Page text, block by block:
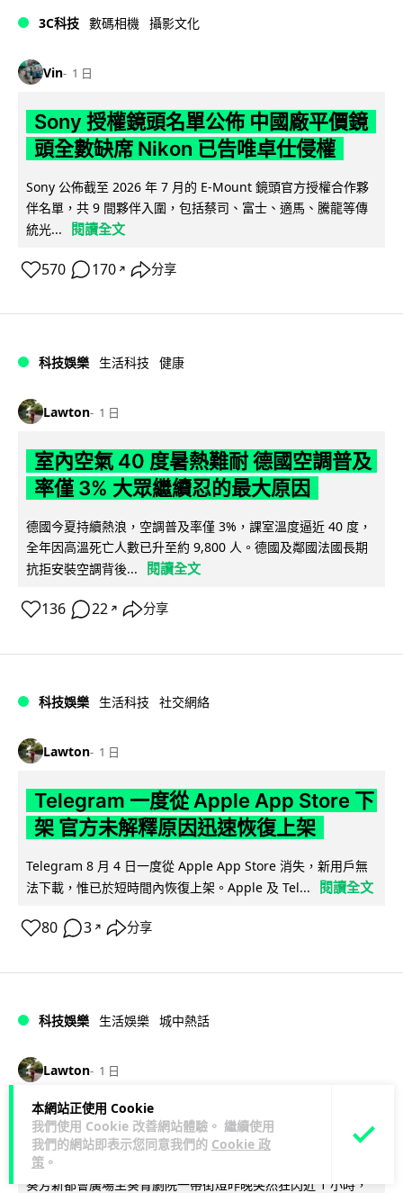
本網站正使用 Cookie
我們使用 Cookie 改善網站體驗。 繼續使用
我們的網站即表示您同意我們的 Cookie 政
策 。
3C科技 數碼相機 攝影文化
Vin 1 日
Sony 授權鏡頭名單公佈 中國廠平價鏡
頭全數缺席 Nikon 已告唯卓仕侵權
Sony 公佈截至 2026 年 7 月的 E-Mount 鏡頭官方授權合作夥
伴名單，共 9 間夥伴入圍，包括蔡司、富士、適馬、騰龍等傳
統光...
閱讀全文
570 170 ↗ 分享
科技娛樂 生活科技 健康
Lawton 1 日
室內空氣 40 度暑熱難耐 德國空調普及
率僅 3% 大眾繼續忍的最大原因
德國今夏持續熱浪，空調普及率僅 3%，課室溫度逼近 40 度，
全年因高溫死亡人數已升至約 9,800 人。德國及鄰國法國長期
抗拒安裝空調背後...
閱讀全文
136 22 ↗ 分享
科技娛樂 生活科技 社交網絡
Lawton 1 日
Telegram 一度從 Apple App Store 下
架 官方未解釋原因迅速恢復上架
Telegram 8 月 4 日一度從 Apple App Store 消失，新用戶無
法下載，惟已於短時間內恢復上架。Apple 及 Tel...
閱讀全文
80 3 ↗ 分享
科技娛樂 生活娛樂 城中熱話
Lawton 1 日
葵芳街燈狂閃近 1 小時 網民笑稱「幻彩
泳葵芳」
葵芳新都會廣場至葵青劇院一帶街燈昨晚突然狂閃近 1 小時，